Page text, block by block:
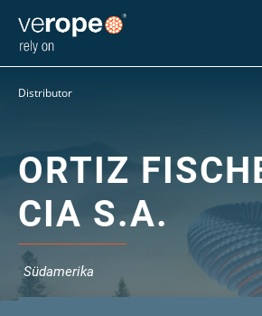
verotop
verotop S
verotop S+
verotop E
vero 4
verostar 8
Distributor
ORTIZ
CIA S.A.
Südamerika